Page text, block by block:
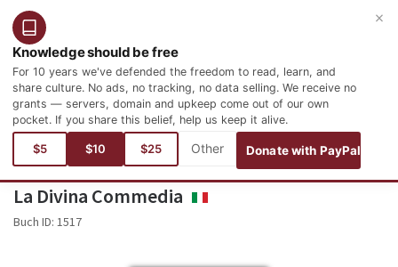
Deutsch
Knowledge should be free
For 10 years we've defended the freedom to read, learn, and
share culture. No ads, no tracking, no data selling. We receive no
grants — servers, domain and upkeep come out of our own
pocket. If you share this belief, help us keep it alive.
$5 $10 $25 Donate with PayPal
×
Aktuelle Seite:Sprachen Italienisch
Letteratura
Letteratura italiana
La Divina Commedia
Buch ID: 1517